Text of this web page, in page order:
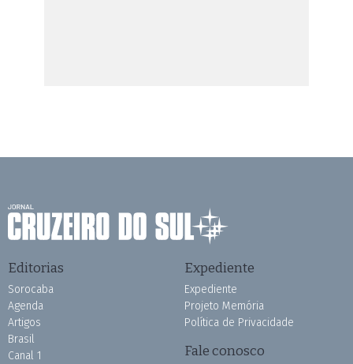
Editorias
Sorocaba
Agenda
Artigos
Brasil
Canal 1
Expediente
Expediente
Projeto Memória
Política de Privacidade
Fale conosco